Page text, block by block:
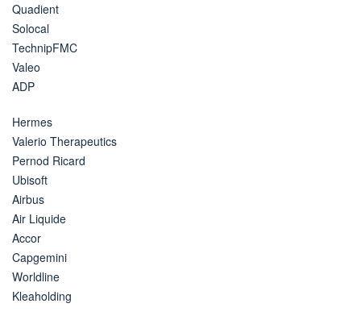
Quadient
Solocal
TechnipFMC
Valeo
ADP
Hermes
Valerio Therapeutics
Pernod Ricard
Ubisoft
Airbus
Air Liquide
Accor
Capgemini
Worldline
Kleaholding